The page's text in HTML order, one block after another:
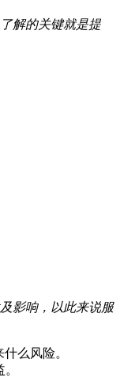
解的关键就是提
影响，以此来说服
么风险。